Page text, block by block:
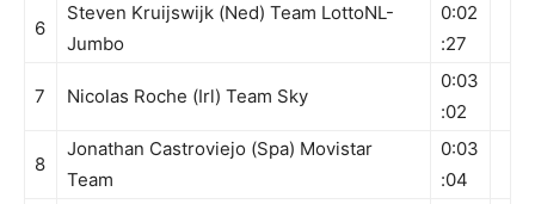
6
Steven Kruijswijk (Ned) Team LottoNL-
Jumbo
0:02
:27
7 Nicolas Roche (Irl) Team Sky
0:03
:02
8
Jonathan Castroviejo (Spa) Movistar
Team
0:03
:04